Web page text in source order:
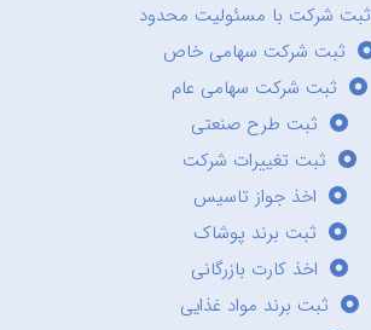
ثبت شرکت با مسئولیت محدود
ثبت شرکت سهامی خاص
ثبت شرکت سهامی عام
ثبت طرح صنعتی
ثبت تغییرات شرکت
اخذ جواز تاسیس
ثبت برند پوشاک
اخذ کارت بازرگانی
ثبت برند مواد غذایی